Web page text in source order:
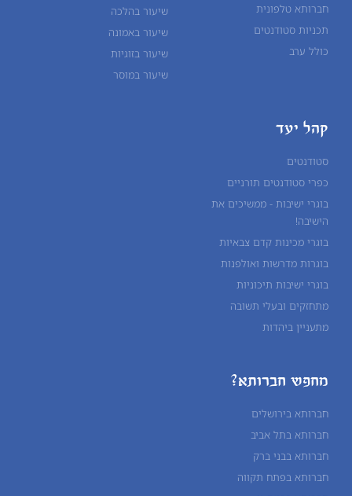
חברותא טלפונית
תכניות סטודנטים
כולל ערב
שיעור בהלכה
שיעור באמונה
שיעור בזוגיות
שיעור במוסר
קהל יעד
סטודנטים
כפרי סטודנטים תורניים
בוגרי ישיבות - ממשיכים את
הישיבה!
בוגרי מכינות קדם צבאיות
בוגרות מדרשות ואולפנות
בוגרי ישיבות תיכוניות
מתחזקים ובעלי תשובה
מתעניין ביהדות
מחפש חברותא?
חברותא בירושלים
חברותא בתל אביב
חברותא בבני ברק
חברותא בפתח תקווה